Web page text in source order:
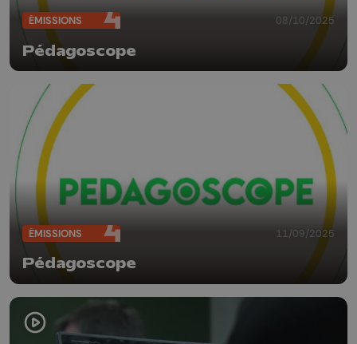
ÉMISSIONS 08/10/2025
Pédagoscope
ÉMISSIONS 11/09/2025
Pédagoscope